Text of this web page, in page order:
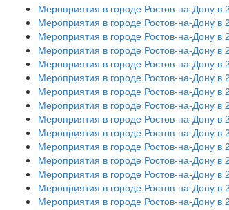
Мероприятия в городе Ростов-на-Дону в
Мероприятия в городе Ростов-на-Дону в
Мероприятия в городе Ростов-на-Дону в
Мероприятия в городе Ростов-на-Дону в
Мероприятия в городе Ростов-на-Дону в
Мероприятия в городе Ростов-на-Дону в
Мероприятия в городе Ростов-на-Дону в
Мероприятия в городе Ростов-на-Дону в
Мероприятия в городе Ростов-на-Дону в
Мероприятия в городе Ростов-на-Дону в
Мероприятия в городе Ростов-на-Дону в
Мероприятия в городе Ростов-на-Дону в
Мероприятия в городе Ростов-на-Дону в
Мероприятия в городе Ростов-на-Дону в
Мероприятия в городе Ростов-на-Дону в